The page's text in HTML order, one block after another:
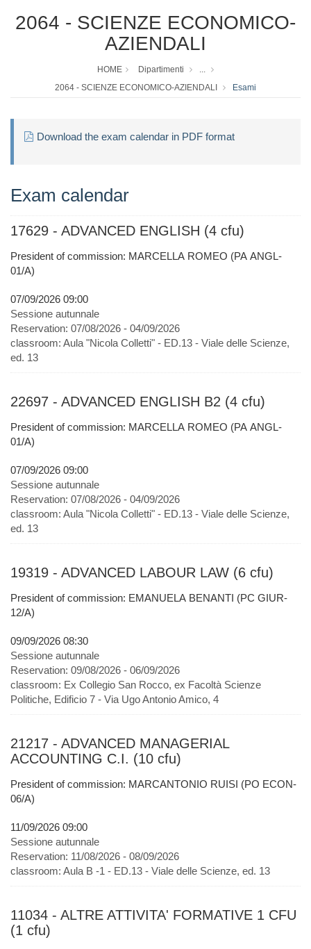
2064 - SCIENZE ECONOMICO-
AZIENDALI
HOME Dipartimenti
...
2064 - SCIENZE ECONOMICO-AZIENDALI
Esami
Download the exam calendar in PDF format
Exam calendar
17629 - ADVANCED ENGLISH (4 cfu)
President of commission: MARCELLA ROMEO (PA ANGL-
01/A)
07/09/2026 09:00
Sessione autunnale
Reservation: 07/08/2026 - 04/09/2026
classroom: Aula "Nicola Colletti" - ED.13 - Viale delle Scienze,
ed. 13
22697 - ADVANCED ENGLISH B2 (4 cfu)
President of commission: MARCELLA ROMEO (PA ANGL-
01/A)
07/09/2026 09:00
Sessione autunnale
Reservation: 07/08/2026 - 04/09/2026
classroom: Aula "Nicola Colletti" - ED.13 - Viale delle Scienze,
ed. 13
19319 - ADVANCED LABOUR LAW (6 cfu)
President of commission: EMANUELA BENANTI (PC GIUR-
12/A)
09/09/2026 08:30
Sessione autunnale
Reservation: 09/08/2026 - 06/09/2026
classroom: Ex Collegio San Rocco, ex Facoltà Scienze
Politiche, Edificio 7 - Via Ugo Antonio Amico, 4
21217 - ADVANCED MANAGERIAL
ACCOUNTING C.I. (10 cfu)
President of commission: MARCANTONIO RUISI (PO ECON-
06/A)
11/09/2026 09:00
Sessione autunnale
Reservation: 11/08/2026 - 08/09/2026
classroom: Aula B -1 - ED.13 - Viale delle Scienze, ed. 13
11034 - ALTRE ATTIVITA' FORMATIVE 1 CFU
(1 cfu)